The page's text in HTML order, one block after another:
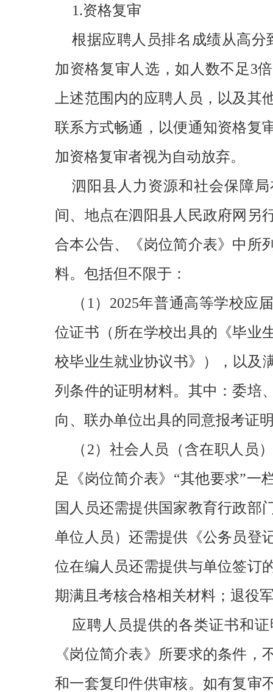
1.资格复审
根据应聘人员排名成绩从高
加资格复审人选，如人数不足3
上述范围内的应聘人员，以及
联系方式畅通，以便通知资格复
加资格复审者视为自动放弃。
泗阳县人力资源和社会保障
间、地点在泗阳县人民政府网另
合本公告、《岗位简介表》中所
料。包括但不限于：
（1）2025年普通高等学校
位证书（所在学校出具的《毕业
校毕业生就业协议书》），以及
列条件的证明材料。其中：委培
向、联办单位出具的同意报考证
（2）社会人员（含在职人员
足《岗位简介表》“其他要求”一
国人员还需提供国家教育行政部
单位人员）还需提供《公务员登
位在编人员还需提供与单位签订
期满且考核合格相关材料；退役
应聘人员提供的各类证书和
《岗位简介表》所要求的条件
和一套复印件供审核。如有复审